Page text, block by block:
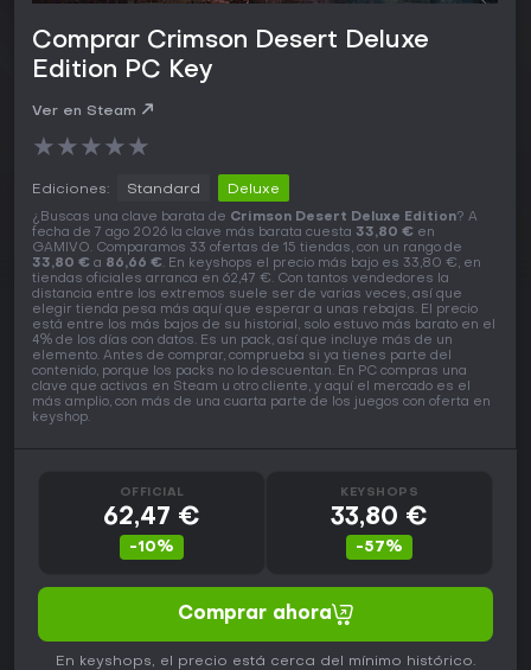
Comprar Crimson Desert Deluxe
Edition PC Key
Ver en Steam
★★★★★
Ediciones: Standard Deluxe
¿Buscas una clave barata de Crimson Desert Deluxe Edition? A
fecha de 7 ago 2026 la clave más barata cuesta 33,80 € en
GAMIVO. Comparamos 33 ofertas de 15 tiendas, con un rango de
33,80 € a 86,66 €. En keyshops el precio más bajo es 33,80 €, en
tiendas oficiales arranca en 62,47 €. Con tantos vendedores la
distancia entre los extremos suele ser de varias veces, así que
elegir tienda pesa más aquí que esperar a unas rebajas. El precio
está entre los más bajos de su historial, solo estuvo más barato en el
4% de los días con datos. Es un pack, así que incluye más de un
elemento. Antes de comprar, comprueba si ya tienes parte del
contenido, porque los packs no lo descuentan. En PC compras una
clave que activas en Steam u otro cliente, y aquí el mercado es el
más amplio, con más de una cuarta parte de los juegos con oferta en
keyshop.
OFFICIAL
62,47 €
-10%
KEYSHOPS
33,80 €
-57%
Comprar ahora
En keyshops, el precio está cerca del mínimo histórico.